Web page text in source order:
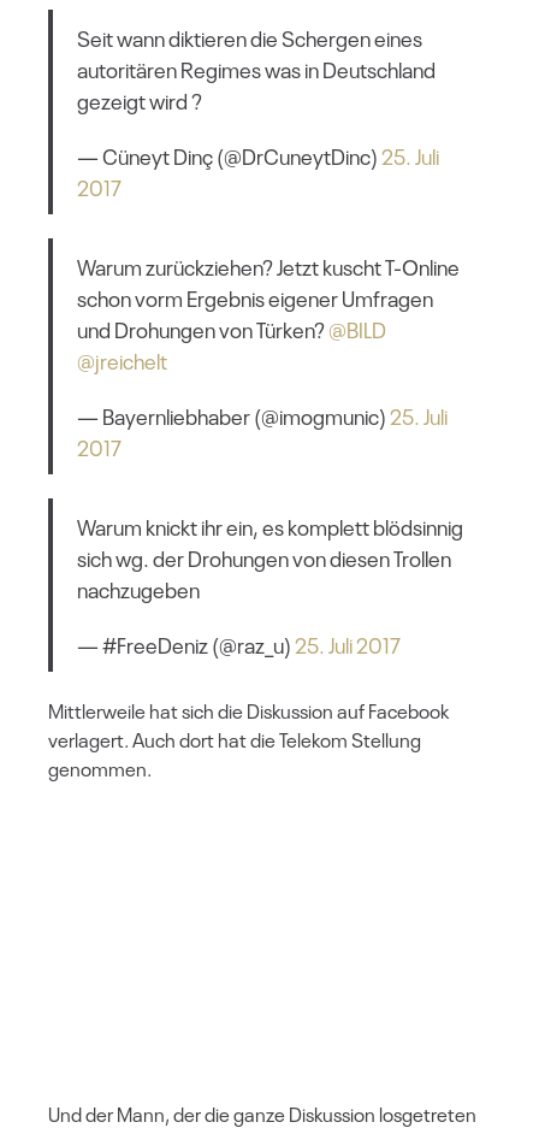
Seit wann diktieren die Schergen eines
autoritären Regimes was in Deutschland
gezeigt wird ?
— Cüneyt Dinç (@DrCuneytDinc)25. Juli
2017
Warum zurückziehen? Jetzt kuscht T-Online
schon vorm Ergebnis eigener Umfragen
und Drohungen von Türken?@BILD
@jreichelt
— Bayernliebhaber (@imogmunic)25. Juli
2017
Warum knickt ihr ein, es komplett blödsinnig
sich wg. der Drohungen von diesen Trollen
nachzugeben
— #FreeDeniz (@raz_u)25. Juli 2017
Mittlerweile hat sich die Diskussion auf Facebook
verlagert. Auch dort hat die Telekom Stellung
genommen.
Und der Mann, der die ganze Diskussion losgetreten